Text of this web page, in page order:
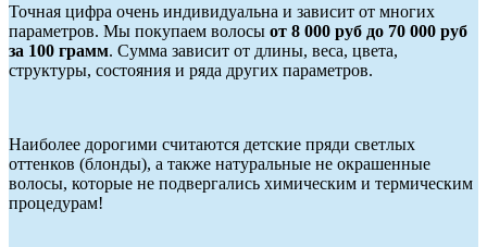
Точная цифра очень индивидуальна и зависит от многих
параметров. Мы покупаем волосы от 8 000 руб до 70 000 руб
за 100 грамм. Сумма зависит от длины, веса, цвета,
структуры, состояния и ряда других параметров.
Наиболее дорогими считаются детские пряди светлых
оттенков (блонды), а также натуральные не окрашенные
волосы, которые не подвергались химическим и термическим
процедурам!